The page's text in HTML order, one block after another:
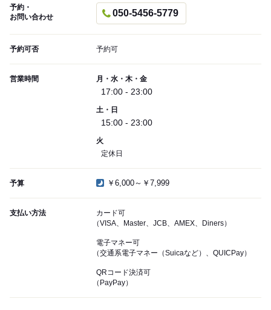
予約・
お問い合わせ
050-5456-5779
予約可否 予約可
営業時間 月・水・木・金
17:00 - 23:00
土・日
15:00 - 23:00
火
定休日
予算 ￥6,000～￥7,999
支払い方法
カード可
（VISA、Master、JCB、AMEX、Diners）
電子マネー可
（交通系電子マネー（Suicaなど）、QUICPay）
QRコード決済可
（PayPay）